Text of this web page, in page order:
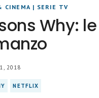
CINEMA | SERIE TV
Why:
2018
NETFLIX